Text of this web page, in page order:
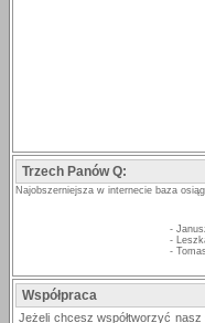
Trzech Panów Q:
Najobszerniejsza w internecie baza
-
-
-
Współpraca
Jeżeli chcesz współtworzyć